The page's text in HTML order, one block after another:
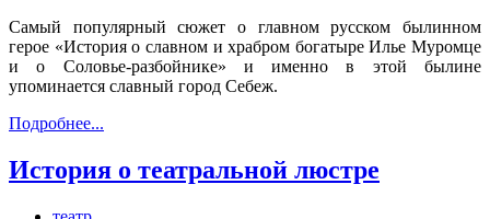
Самый популярный сюжет о главном русском былинном
герое «История о славном и храбром богатыре Илье Муромце
и о Соловье-разбойнике» и именно в этой былине
упоминается славный город Себеж.
Подробнее...
История о театральной люстре